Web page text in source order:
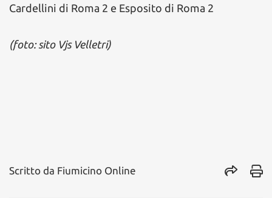
Cardellini di Roma 2 e Esposito di Roma 2
(foto: sito Vjs Velletri)
Scritto da Fiumicino Online